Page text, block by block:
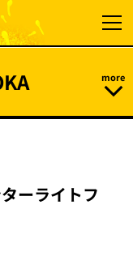
ーライトフ